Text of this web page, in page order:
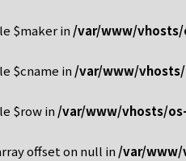
$maker in /var/www/
$cname in /var/www/
$row in /var/www/vhosts/
offset on null in /var/www/